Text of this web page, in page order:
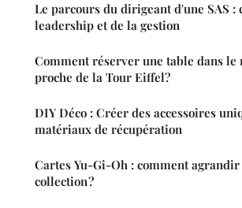
Le parcours du dirigeant d'une SAS :
leadership et de la gestion
Comment réserver une table dans le
proche de la Tour Eiffel?
DIY Déco : Créer des accessoires
matériaux de récupération
Cartes Yu-Gi-Oh : comment
collection ?